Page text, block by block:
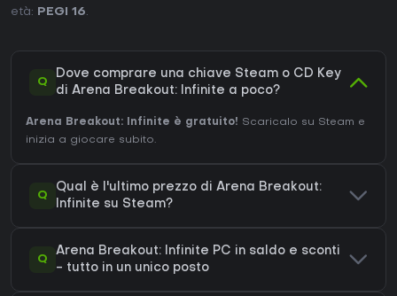
età:
PEGI 16.
Q
Dove comprare una chiave Steam o CD Key
di Arena Breakout: Infinite a poco?
Arena Breakout: Infinite è gratuito! Scaricalo su Steam e
inizia a giocare subito.
Q
Qual è l'ultimo prezzo di Arena Breakout:
Infinite su Steam?
Q
Arena Breakout: Infinite PC in saldo e sconti
- tutto in un unico posto